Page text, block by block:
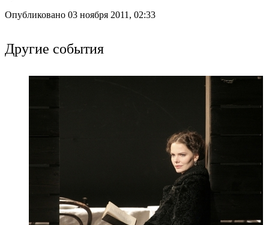
Опубликовано 03 ноября 2011, 02:33
Другие события